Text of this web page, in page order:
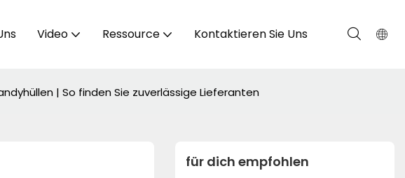
Video Ressource Kontaktieren Sie Uns
| So finden Sie zuverlässige Lieferanten
für dich empfohlen